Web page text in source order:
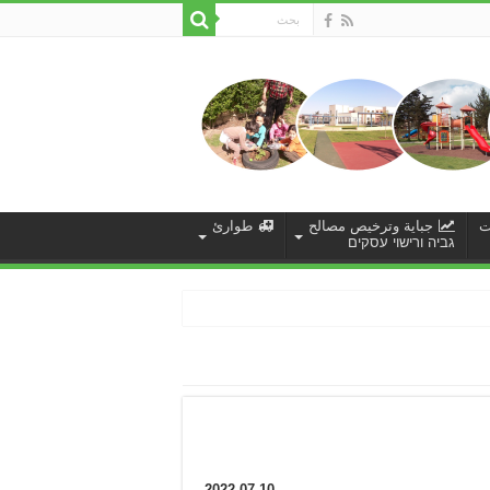
جباية وترخيص مصالح
גביה ורישוי עסקים
طوارئ